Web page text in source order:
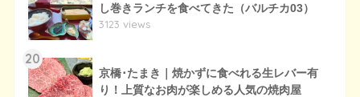
し巻きランチを食べてきた（バルチカ03）
3123 views
20
京橋･たまき｜焼かずに食べれる生レバー有
り！上質なお肉が楽しめる人気の焼肉屋